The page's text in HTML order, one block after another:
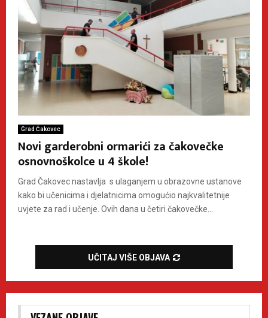
Grad Čakovec
Novi garderobni ormarići za čakovečke
osnovnoškolce u 4 škole!
Grad Čakovec nastavlja s ulaganjem u obrazovne ustanove
kako bi učenicima i djelatnicima omogućio najkvalitetnije
uvjete za rad i učenje. Ovih dana u četiri čakovečke...
UČITAJ VIŠE OBJAVA